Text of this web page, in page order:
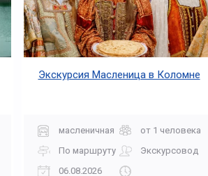
Экскурсия Масленица в Коломне
масленичная
от 1 человека
По маршруту
Экскурсовод
06.08.2026